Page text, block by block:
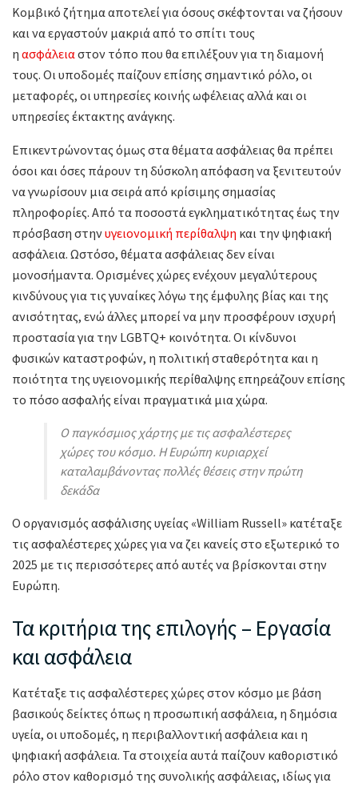
Κομβικό ζήτημα αποτελεί για όσους σκέφτονται να ζήσουν
και να εργαστούν μακριά από το σπίτι τους
η ασφάλεια στον τόπο που θα επιλέξουν για τη διαμονή
τους. Οι υποδομές παίζουν επίσης σημαντικό ρόλο, οι
μεταφορές, οι υπηρεσίες κοινής ωφέλειας αλλά και οι
υπηρεσίες έκτακτης ανάγκης.
Επικεντρώνοντας όμως στα θέματα ασφάλειας θα πρέπει
όσοι και όσες πάρουν τη δύσκολη απόφαση να ξενιτευτούν
να γνωρίσουν μια σειρά από κρίσιμης σημασίας
πληροφορίες. Aπό τα ποσοστά εγκληματικότητας έως την
πρόσβαση στηνυγειονομική περίθαλψη και την ψηφιακή
ασφάλεια. Ωστόσο, θέματα ασφάλειας δεν είναι
μονοσήμαντα. Ορισμένες χώρες ενέχουν μεγαλύτερους
κινδύνους για τις γυναίκες λόγω της έμφυλης βίας και της
ανισότητας, ενώ άλλες μπορεί να μην προσφέρουν ισχυρή
προστασία για την LGBTQ+ κοινότητα. Οι κίνδυνοι
φυσικών καταστροφών, η πολιτική σταθερότητα και η
ποιότητα της υγειονομικής περίθαλψης επηρεάζουν επίσης
το πόσο ασφαλής είναι πραγματικά μια χώρα.
Ο παγκόσμιος χάρτης με τις ασφαλέστερες
χώρες του κόσμο. Η Ευρώπη κυριαρχεί
καταλαμβάνοντας πολλές θέσεις στην πρώτη
δεκάδα
Ο οργανισμός ασφάλισης υγείας «William Russell» κατέταξε
τις ασφαλέστερες χώρες για να ζει κανείς στο εξωτερικό το
2025 με τις περισσότερες από αυτές να βρίσκονται στην
Ευρώπη.
Τα κριτήρια της επιλογής – Εργασία
και ασφάλεια
Κατέταξε τις ασφαλέστερες χώρες στον κόσμο με βάση
βασικούς δείκτες όπως η προσωπική ασφάλεια, η δημόσια
υγεία, οι υποδομές, η περιβαλλοντική ασφάλεια και η
ψηφιακή ασφάλεια. Τα στοιχεία αυτά παίζουν καθοριστικό
ρόλο στον καθορισμό της συνολικής ασφάλειας, ιδίως για